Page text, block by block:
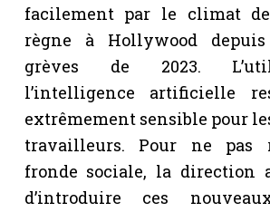
facilement par le climat
règne à Hollywood
grèves de 2023.
l’intelligence artificielle
extrêmement sensible pour
travailleurs. Pour ne pas
fronde sociale, la direction
d’introduire ces